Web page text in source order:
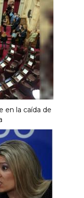
en la caída de